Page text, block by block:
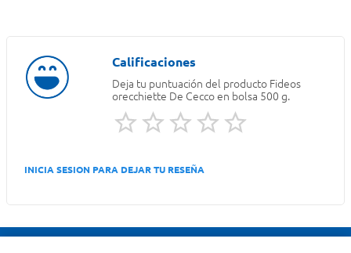
Deja tu puntuación del producto Fideos
orecchiette De Cecco en bolsa 500 g.
INICIA SESION PARA DEJAR TU RESEÑA